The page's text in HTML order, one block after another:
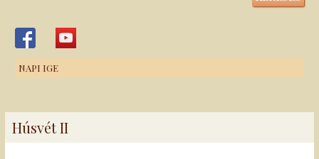
NAPI IGE
Húsvét II